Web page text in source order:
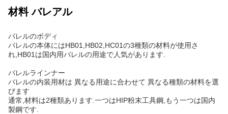
材料 バレアル
バレルのボディ
バレルの本体にはHB01,HB02,HC01の3種類の材料が使用さ
れ,HB01は国内用バレルの用途で人気があります.
バレルラインナー
バレルの内装用材は 異なる用途に合わせて 異なる種類の材料を選
びます
通常,材料は2種類あります.一つはHIP粉末工具鋼,もう一つは国内
製鋼です.